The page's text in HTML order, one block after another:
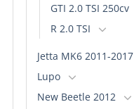
GTI 2.0 TSI 250cv
R 2.0 TSI
Jetta MK6 2011-2017
Lupo
New Beetle 2012